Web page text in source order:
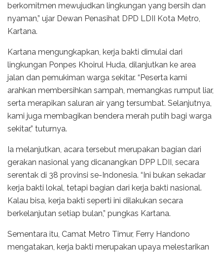
berkomitmen mewujudkan lingkungan yang bersih dan
nyaman,” ujar Dewan Penasihat DPD LDII Kota Metro,
Kartana.
Kartana mengungkapkan, kerja bakti dimulai dari
lingkungan Ponpes Khoirul Huda, dilanjutkan ke area
jalan dan pemukiman warga sekitar. “Peserta kami
arahkan membersihkan sampah, memangkas rumput liar,
serta merapikan saluran air yang tersumbat. Selanjutnya,
kami juga membagikan bendera merah putih bagi warga
sekitar,” tuturnya.
Ia melanjutkan, acara tersebut merupakan bagian dari
gerakan nasional yang dicanangkan DPP LDII, secara
serentak di 38 provinsi se-Indonesia. “Ini bukan sekadar
kerja bakti lokal, tetapi bagian dari kerja bakti nasional.
Kalau bisa, kerja bakti seperti ini dilakukan secara
berkelanjutan setiap bulan,” pungkas Kartana.
Sementara itu, Camat Metro Timur, Ferry Handono
mengatakan, kerja bakti merupakan upaya melestarikan